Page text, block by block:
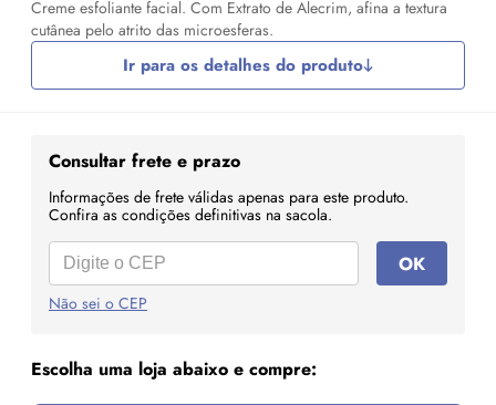
Creme esfoliante facial. Com Extrato de Alecrim, afina a textura
cutânea pelo atrito das microesferas.
Ir para os detalhes do produto
Consultar frete e prazo
Informações de frete válidas apenas para este produto.
Confira as condições definitivas na sacola.
OK
Não sei o CEP
Escolha uma loja abaixo e compre: